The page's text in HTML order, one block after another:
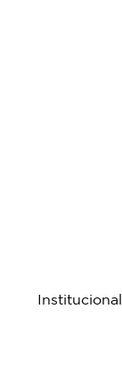
Institucional